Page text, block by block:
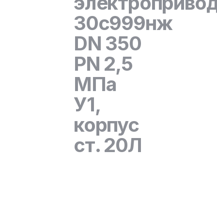
30с999нж
DN 350
PN 2,5
МПа
У1,
корпус
ст. 20Л